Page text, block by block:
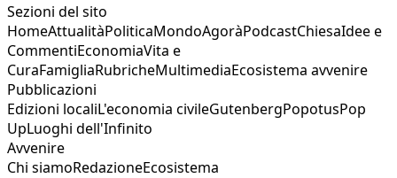
Sezioni del sito
HomeAttualitàPoliticaMondoAgoràPodcastChiesaIdee e
CommentiEconomiaVita e
CuraFamigliaRubricheMultimediaEcosistema avvenire
Pubblicazioni
Edizioni localiL'economia civileGutenbergPopotusPop
UpLuoghi dell'Infinito
Avvenire
Chi siamoRedazioneEcosistema